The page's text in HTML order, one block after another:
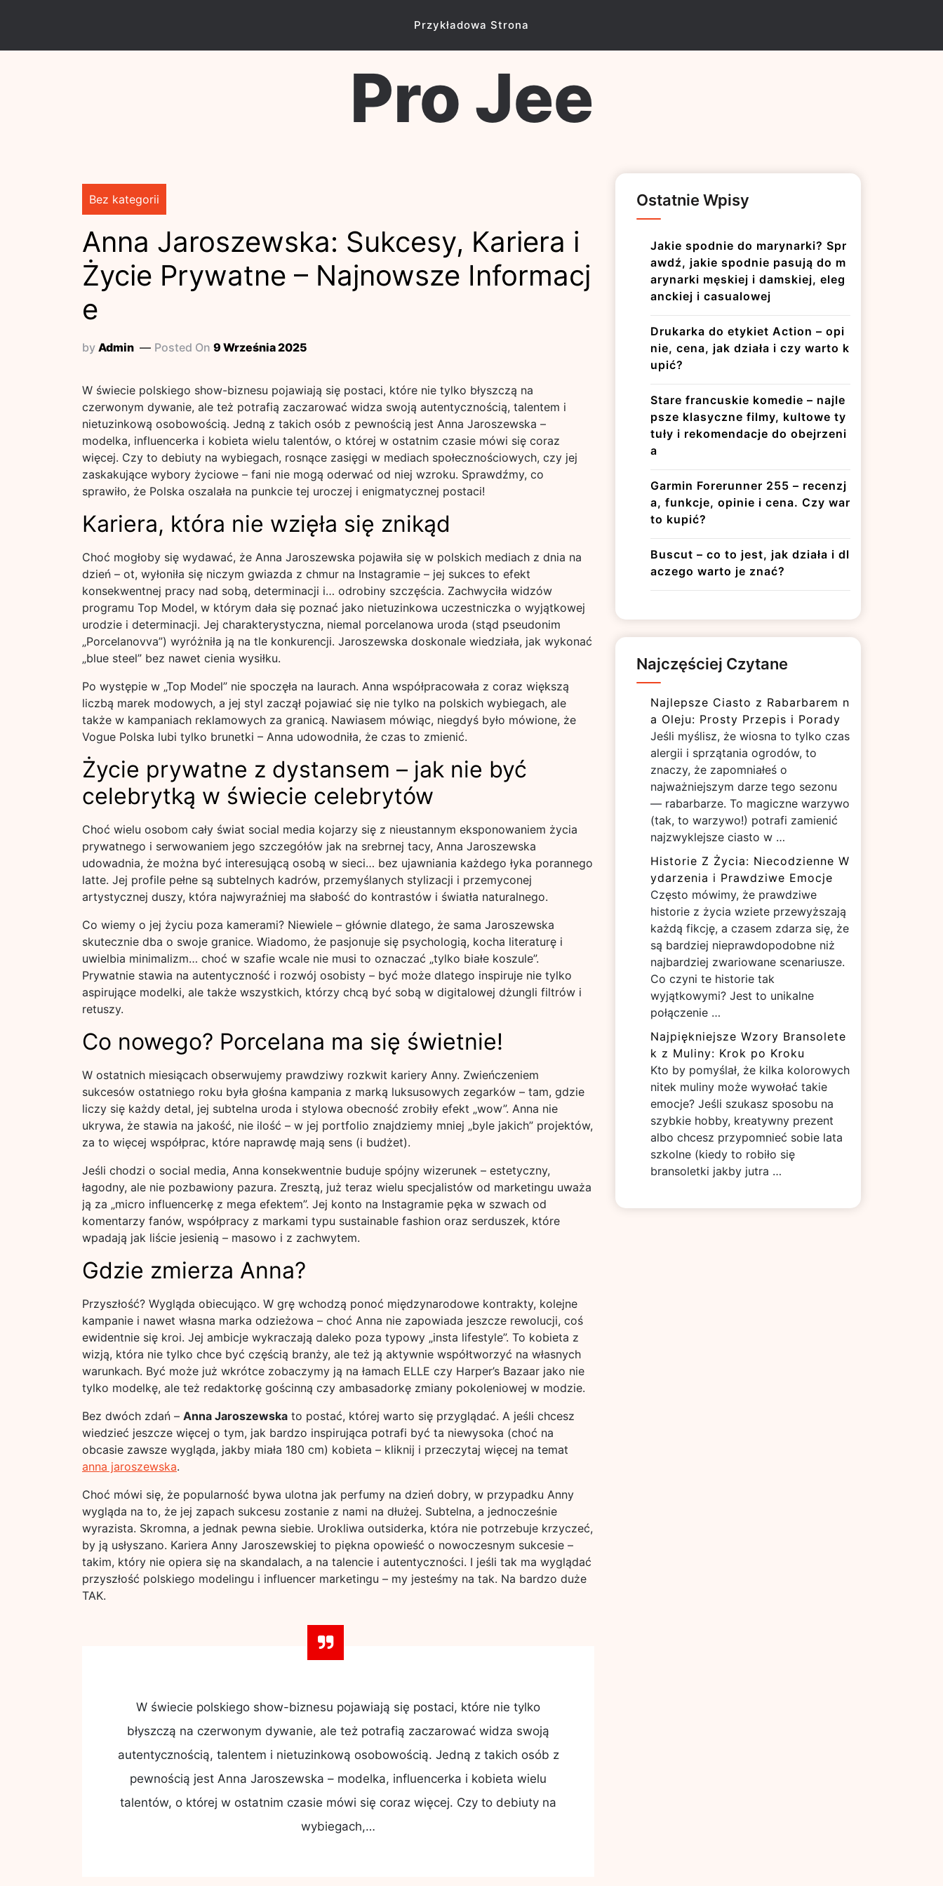
Przykładowa Strona
Pro Jee
Bez kategorii
Anna Jaroszewska: Sukcesy, Kariera i
Życie Prywatne – Najnowsze Informacj
e
by Admin Posted On 9 Września 2025
W świecie polskiego show-biznesu pojawiają się postaci, które nie tylko błyszczą na
czerwonym dywanie, ale też potrafią zaczarować widza swoją autentycznością, talentem i
nietuzinkową osobowością. Jedną z takich osób z pewnością jest Anna Jaroszewska –
modelka, influencerka i kobieta wielu talentów, o której w ostatnim czasie mówi się coraz
więcej. Czy to debiuty na wybiegach, rosnące zasięgi w mediach społecznościowych, czy jej
zaskakujące wybory życiowe – fani nie mogą oderwać od niej wzroku. Sprawdźmy, co
sprawiło, że Polska oszalała na punkcie tej uroczej i enigmatycznej postaci!
Kariera, która nie wzięła się znikąd
Choć mogłoby się wydawać, że Anna Jaroszewska pojawiła się w polskich mediach z dnia na
dzień – ot, wyłoniła się niczym gwiazda z chmur na Instagramie – jej sukces to efekt
konsekwentnej pracy nad sobą, determinacji i… odrobiny szczęścia. Zachwyciła widzów
programu Top Model, w którym dała się poznać jako nietuzinkowa uczestniczka o wyjątkowej
urodzie i determinacji. Jej charakterystyczna, niemal porcelanowa uroda (stąd pseudonim
„Porcelanovva”) wyróżniła ją na tle konkurencji. Jaroszewska doskonale wiedziała, jak wykonać
„blue steel” bez nawet cienia wysiłku.
Po występie w „Top Model” nie spoczęła na laurach. Anna współpracowała z coraz większą
liczbą marek modowych, a jej styl zaczął pojawiać się nie tylko na polskich wybiegach, ale
także w kampaniach reklamowych za granicą. Nawiasem mówiąc, niegdyś było mówione, że
Vogue Polska lubi tylko brunetki – Anna udowodniła, że czas to zmienić.
Życie prywatne z dystansem – jak nie być
celebrytką w świecie celebrytów
Choć wielu osobom cały świat social media kojarzy się z nieustannym eksponowaniem życia
prywatnego i serwowaniem jego szczegółów jak na srebrnej tacy, Anna Jaroszewska
udowadnia, że można być interesującą osobą w sieci… bez ujawniania każdego łyka porannego
latte. Jej profile pełne są subtelnych kadrów, przemyślanych stylizacji i przemyconej
artystycznej duszy, która najwyraźniej ma słabość do kontrastów i światła naturalnego.
Co wiemy o jej życiu poza kamerami? Niewiele – głównie dlatego, że sama Jaroszewska
skutecznie dba o swoje granice. Wiadomo, że pasjonuje się psychologią, kocha literaturę i
uwielbia minimalizm… choć w szafie wcale nie musi to oznaczać „tylko białe koszule”.
Prywatnie stawia na autentyczność i rozwój osobisty – być może dlatego inspiruje nie tylko
aspirujące modelki, ale także wszystkich, którzy chcą być sobą w digitalowej dżungli filtrów i
retuszy.
Co nowego? Porcelana ma się świetnie!
W ostatnich miesiącach obserwujemy prawdziwy rozkwit kariery Anny. Zwieńczeniem
sukcesów ostatniego roku była głośna kampania z marką luksusowych zegarków – tam, gdzie
liczy się każdy detal, jej subtelna uroda i stylowa obecność zrobiły efekt „wow”. Anna nie
ukrywa, że stawia na jakość, nie ilość – w jej portfolio znajdziemy mniej „byle jakich” projektów,
za to więcej współprac, które naprawdę mają sens (i budżet).
Jeśli chodzi o social media, Anna konsekwentnie buduje spójny wizerunek – estetyczny,
łagodny, ale nie pozbawiony pazura. Zresztą, już teraz wielu specjalistów od marketingu uważa
ją za „micro influencerkę z mega efektem”. Jej konto na Instagramie pęka w szwach od
komentarzy fanów, współpracy z markami typu sustainable fashion oraz serduszek, które
wpadają jak liście jesienią – masowo i z zachwytem.
Gdzie zmierza Anna?
Przyszłość? Wygląda obiecująco. W grę wchodzą ponoć międzynarodowe kontrakty, kolejne
kampanie i nawet własna marka odzieżowa – choć Anna nie zapowiada jeszcze rewolucji, coś
ewidentnie się kroi. Jej ambicje wykraczają daleko poza typowy „insta lifestyle”. To kobieta z
wizją, która nie tylko chce być częścią branży, ale też ją aktywnie współtworzyć na własnych
warunkach. Być może już wkrótce zobaczymy ją na łamach ELLE czy Harper’s Bazaar jako nie
tylko modelkę, ale też redaktorkę gościnną czy ambasadorkę zmiany pokoleniowej w modzie.
Bez dwóch zdań – Anna Jaroszewska to postać, której warto się przyglądać. A jeśli chcesz
wiedzieć jeszcze więcej o tym, jak bardzo inspirująca potrafi być ta niewysoka (choć na
obcasie zawsze wygląda, jakby miała 180 cm) kobieta – kliknij i przeczytaj więcej na temat
anna jaroszewska.
Choć mówi się, że popularność bywa ulotna jak perfumy na dzień dobry, w przypadku Anny
wygląda na to, że jej zapach sukcesu zostanie z nami na dłużej. Subtelna, a jednocześnie
wyrazista. Skromna, a jednak pewna siebie. Urokliwa outsiderka, która nie potrzebuje krzyczeć,
by ją usłyszano. Kariera Anny Jaroszewskiej to piękna opowieść o nowoczesnym sukcesie –
takim, który nie opiera się na skandalach, a na talencie i autentyczności. I jeśli tak ma wyglądać
przyszłość polskiego modelingu i influencer marketingu – my jesteśmy na tak. Na bardzo duże
TAK.
W świecie polskiego show-biznesu pojawiają się postaci, które nie tylko
błyszczą na czerwonym dywanie, ale też potrafią zaczarować widza swoją
autentycznością, talentem i nietuzinkową osobowością. Jedną z takich osób z
pewnością jest Anna Jaroszewska – modelka, influencerka i kobieta wielu
talentów, o której w ostatnim czasie mówi się coraz więcej. Czy to debiuty na
wybiegach,…
Ostatnie Wpisy
Jakie spodnie do marynarki? Spr
awdź, jakie spodnie pasują do m
arynarki męskiej i damskiej, eleg
anckiej i casualowej
Drukarka do etykiet Action – opi
nie, cena, jak działa i czy warto k
upić?
Stare francuskie komedie – najle
psze klasyczne filmy, kultowe ty
tuły i rekomendacje do obejrzeni
a
Garmin Forerunner 255 – recenzj
a, funkcje, opinie i cena. Czy war
to kupić?
Buscut – co to jest, jak działa i dl
aczego warto je znać?
Najczęściej Czytane
Najlepsze Ciasto z Rabarbarem n
a Oleju: Prosty Przepis i Porady
Jeśli myślisz, że wiosna to tylko czas
alergii i sprzątania ogrodów, to
znaczy, że zapomniałeś o
najważniejszym darze tego sezonu
— rabarbarze. To magiczne warzywo
(tak, to warzywo!) potrafi zamienić
najzwyklejsze ciasto w …
Historie Z Życia: Niecodzienne W
ydarzenia i Prawdziwe Emocje
Często mówimy, że prawdziwe
historie z życia wziete przewyższają
każdą fikcję, a czasem zdarza się, że
są bardziej nieprawdopodobne niż
najbardziej zwariowane scenariusze.
Co czyni te historie tak
wyjątkowymi? Jest to unikalne
połączenie …
Najpiękniejsze Wzory Bransolete
k z Muliny: Krok po Kroku
Kto by pomyślał, że kilka kolorowych
nitek muliny może wywołać takie
emocje? Jeśli szukasz sposobu na
szybkie hobby, kreatywny prezent
albo chcesz przypomnieć sobie lata
szkolne (kiedy to robiło się
bransoletki jakby jutra …